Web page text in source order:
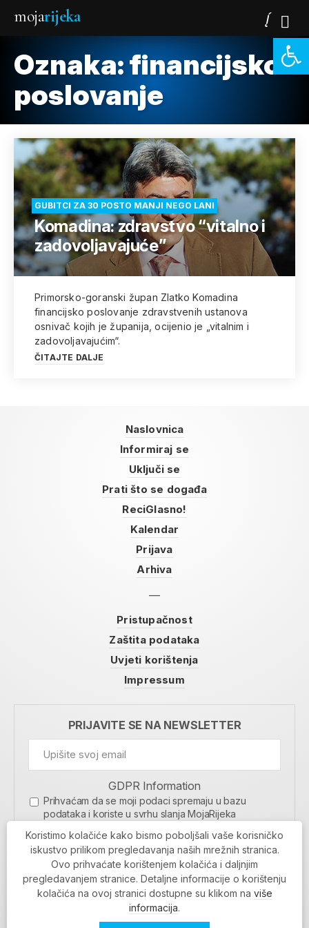
mojarijeka
Oznaka:financijsko-
poslovanje
GUBITCI ZA 30 POSTO MANJI NEGO LANI
Komadina: zdravstvo “vitalno i
zadovoljavajuće”
Primorsko-goranski župan Zlatko Komadina
financijsko poslovanje zdravstvenih ustanova
osnivač kojih je županija, ocijenio je „vitalnim i
zadovoljavajućim“.
ČITAJTE DALJE
Naslovnica
Informiraj se
Uključi se
Prati što se događa
ReciGlasno!
Kalendar
Prijava
Arhiva
Pristupačnost
Zaštita podataka
Uvjeti korištenja
Impressum
PRIJAVITE SE NA NEWSLETTER
GDPR Information
Prihvaćam da se moji podaci spremaju u bazu
podataka i koriste u svrhu slanja MojaRijeka
MOJARIJEKA NEWSLETTER
PRIJAVI SE
Koristimo kolačiće kako bismo poboljšali vaše korisničko
iskustvo prilikom pregledavanja naših mrežnih stranica.
Ovo prihvaćate korištenjem kolačića i daljnjim
pregledavanjem stranice. Detaljne informacije o korištenju
kolačića na ovoj stranici dostupne su klikom na više
informacija.